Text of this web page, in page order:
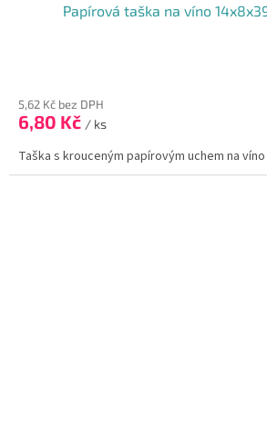
Papírová taška na víno
produktu
je
z
5
5,62 Kč bez DPH
6,80 Kč / ks
Taška s krouceným papírovým uchem na